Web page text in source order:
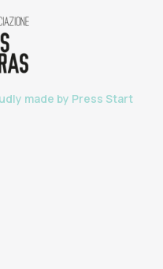
made by Press Start